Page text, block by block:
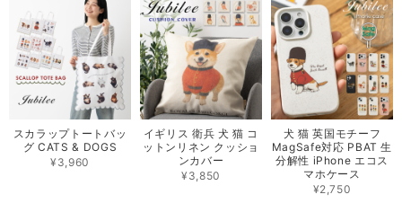
スカラップトートバッ
グ CATS & DOGS
¥3,960
イギリス 衛兵 犬 猫 コ
ットンリネン クッショ
ンカバー
¥3,850
犬 猫 英国モチーフ
MagSafe対応 PBAT 生
分解性 iPhone エコス
マホケース
¥2,750